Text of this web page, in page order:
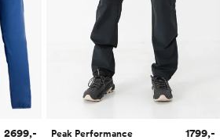
2699,-
Peak Performance
1799,-